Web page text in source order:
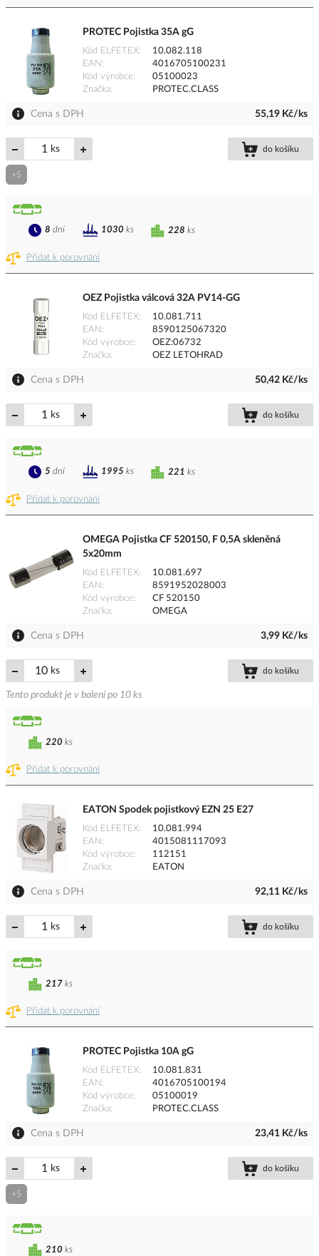
PROTEC Pojistka 35A gG
Kód ELFETEX
10.082.118
EAN
4016705100231
Kód výrobce
05100023
Značka
PROTEC.CLASS
Cena s DPH 55,19 Kč/ks
ks do košíku
+5
Přidat k porovnání
228 ks
8 dní 1030 ks
OEZ Pojistka válcová 32A PV14-GG
Kód ELFETEX
10.081.711
EAN
8590125067320
Kód výrobce
OEZ:06732
Značka
OEZ LETOHRAD
Cena s DPH 50,42 Kč/ks
ks do košíku
Přidat k porovnání
221 ks
5 dní 1995 ks
OMEGA Pojistka CF 520150, F 0,5A skleněná
5x20mm
Kód ELFETEX
10.081.697
EAN
8591952028003
Kód výrobce
CF 520150
Značka
OMEGA
Cena s DPH 3,99 Kč/ks
ks do košíku
Tento produkt je v balení po 10 ks
Přidat k porovnání
220 ks
EATON Spodek pojistkový EZN 25 E27
Kód ELFETEX
10.081.994
EAN
4015081117093
Kód výrobce
112151
Značka
EATON
Cena s DPH 92,11 Kč/ks
ks do košíku
Přidat k porovnání
217 ks
PROTEC Pojistka 10A gG
Kód ELFETEX
10.081.831
EAN
4016705100194
Kód výrobce
05100019
Značka
PROTEC.CLASS
Cena s DPH 23,41 Kč/ks
ks do košíku
+5
210 ks